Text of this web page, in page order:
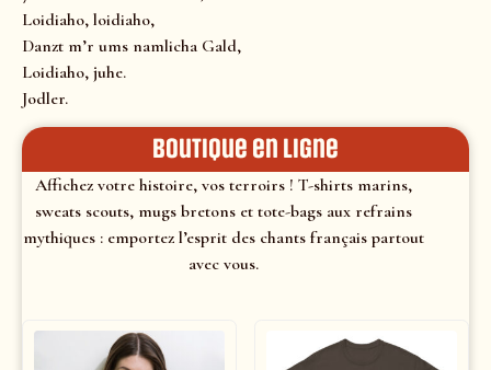
Loidiaho, loidiaho,
Danzt m’r ums namlicha Gald,
Loidiaho, juhe.
Jodler.
Boutique en ligne
Affichez votre histoire, vos terroirs ! T-shirts marins,
sweats scouts, mugs bretons et tote-bags aux refrains
mythiques : emportez l’esprit des chants français partout
avec vous.